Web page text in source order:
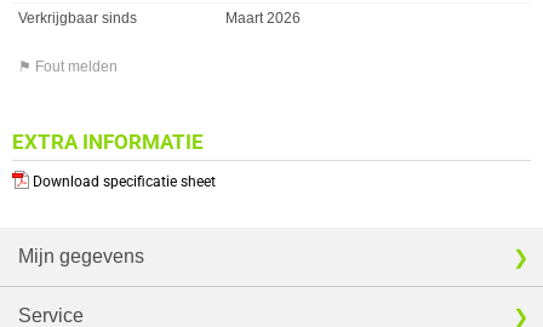
Verkrijgbaar sinds
Maart 2026
⚑ Fout melden
EXTRA INFORMATIE
Download specificatie sheet
Mijn gegevens
Service